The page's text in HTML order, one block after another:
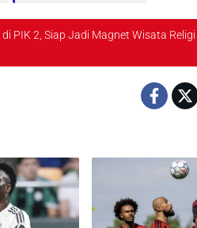
PIK 2, Siap Jadi Magnet Wisata